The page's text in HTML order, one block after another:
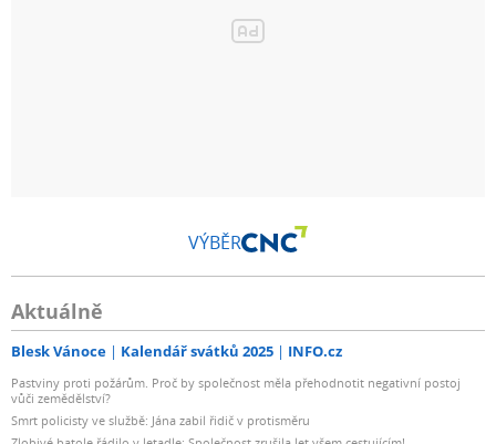
VÝBĚR
Aktuálně
Blesk Vánoce Kalendář svátků 2025 INFO.cz
Pastviny proti požárům. Proč by společnost měla přehodnotit negativní postoj
vůči zemědělství?
Smrt policisty ve službě: Jána zabil řidič v protisměru